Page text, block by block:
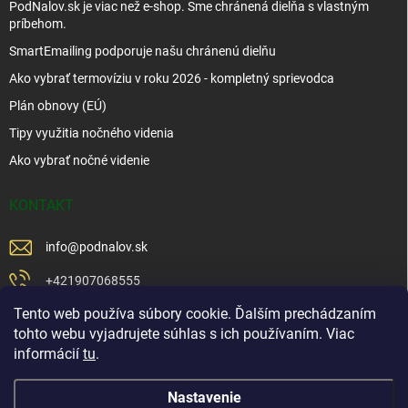
Tento web používa súbory cookie. Ďalším prechádzaním
tohto webu vyjadrujete súhlas s ich používaním. Viac
informácií tu.
Nastavenie
PodNalov.sk je viac než e-shop. Sme chránená dielňa s vlastným
príbehom.
SmartEmailing podporuje našu chránenú dielňu
Ako vybrať termovíziu v roku 2026 - kompletný sprievodca
Plán obnovy (EÚ)
Tipy využitia nočného videnia
Ako vybrať nočné videnie
KONTAKT
info@podnalov.sk
+421907068555
+421902479599
https://www.facebook.com/www.podnalov.sk
podnalov